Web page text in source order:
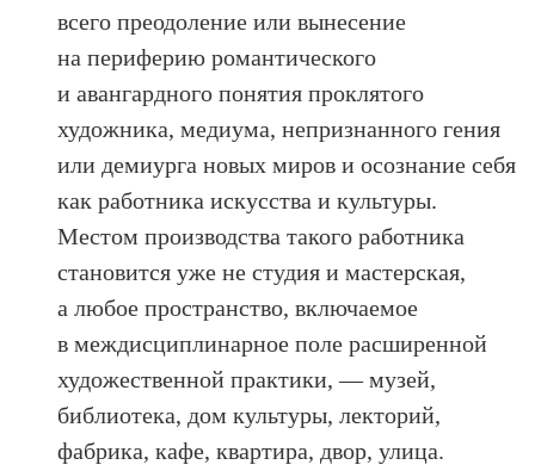
всего преодоление или вынесение
на периферию романтического
и авангардного понятия проклятого
художника, медиума, непризнанного гения
или демиурга новых миров и осознание себя
как работника искусства и культуры.
Местом производства такого работника
становится уже не студия и мастерская,
а любое пространство, включаемое
в междисциплинарное поле расширенной
художественной практики, — музей,
библиотека, дом культуры, лекторий,
фабрика, кафе, квартира, двор, улица.